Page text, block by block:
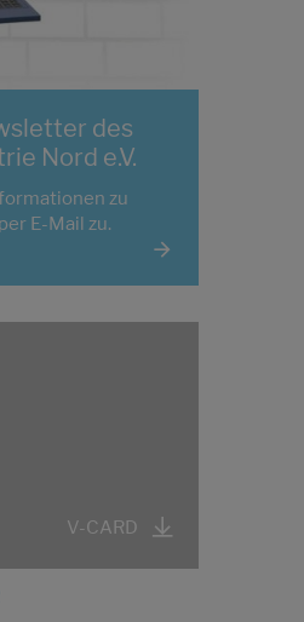
des
Nord e.V.
zu
E-Mail zu.
V-CARD